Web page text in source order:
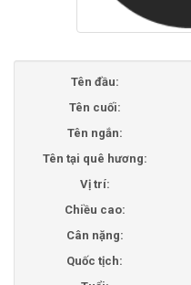
Tên đầu:
Tên cuối:
Tên ngắn:
Tên tại quê hương:
Vị trí:
Chiều cao:
Cân nặng:
Quốc tịch: